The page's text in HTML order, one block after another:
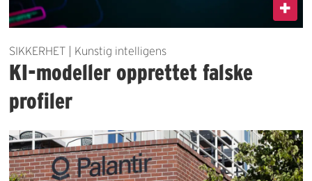
SIKKERHET | Kunstig intelligens
KI-modeller opprettet falske
profiler